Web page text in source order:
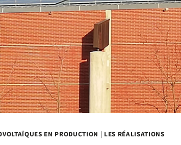
EN PRODUCTION | LES RÉALISATIONS